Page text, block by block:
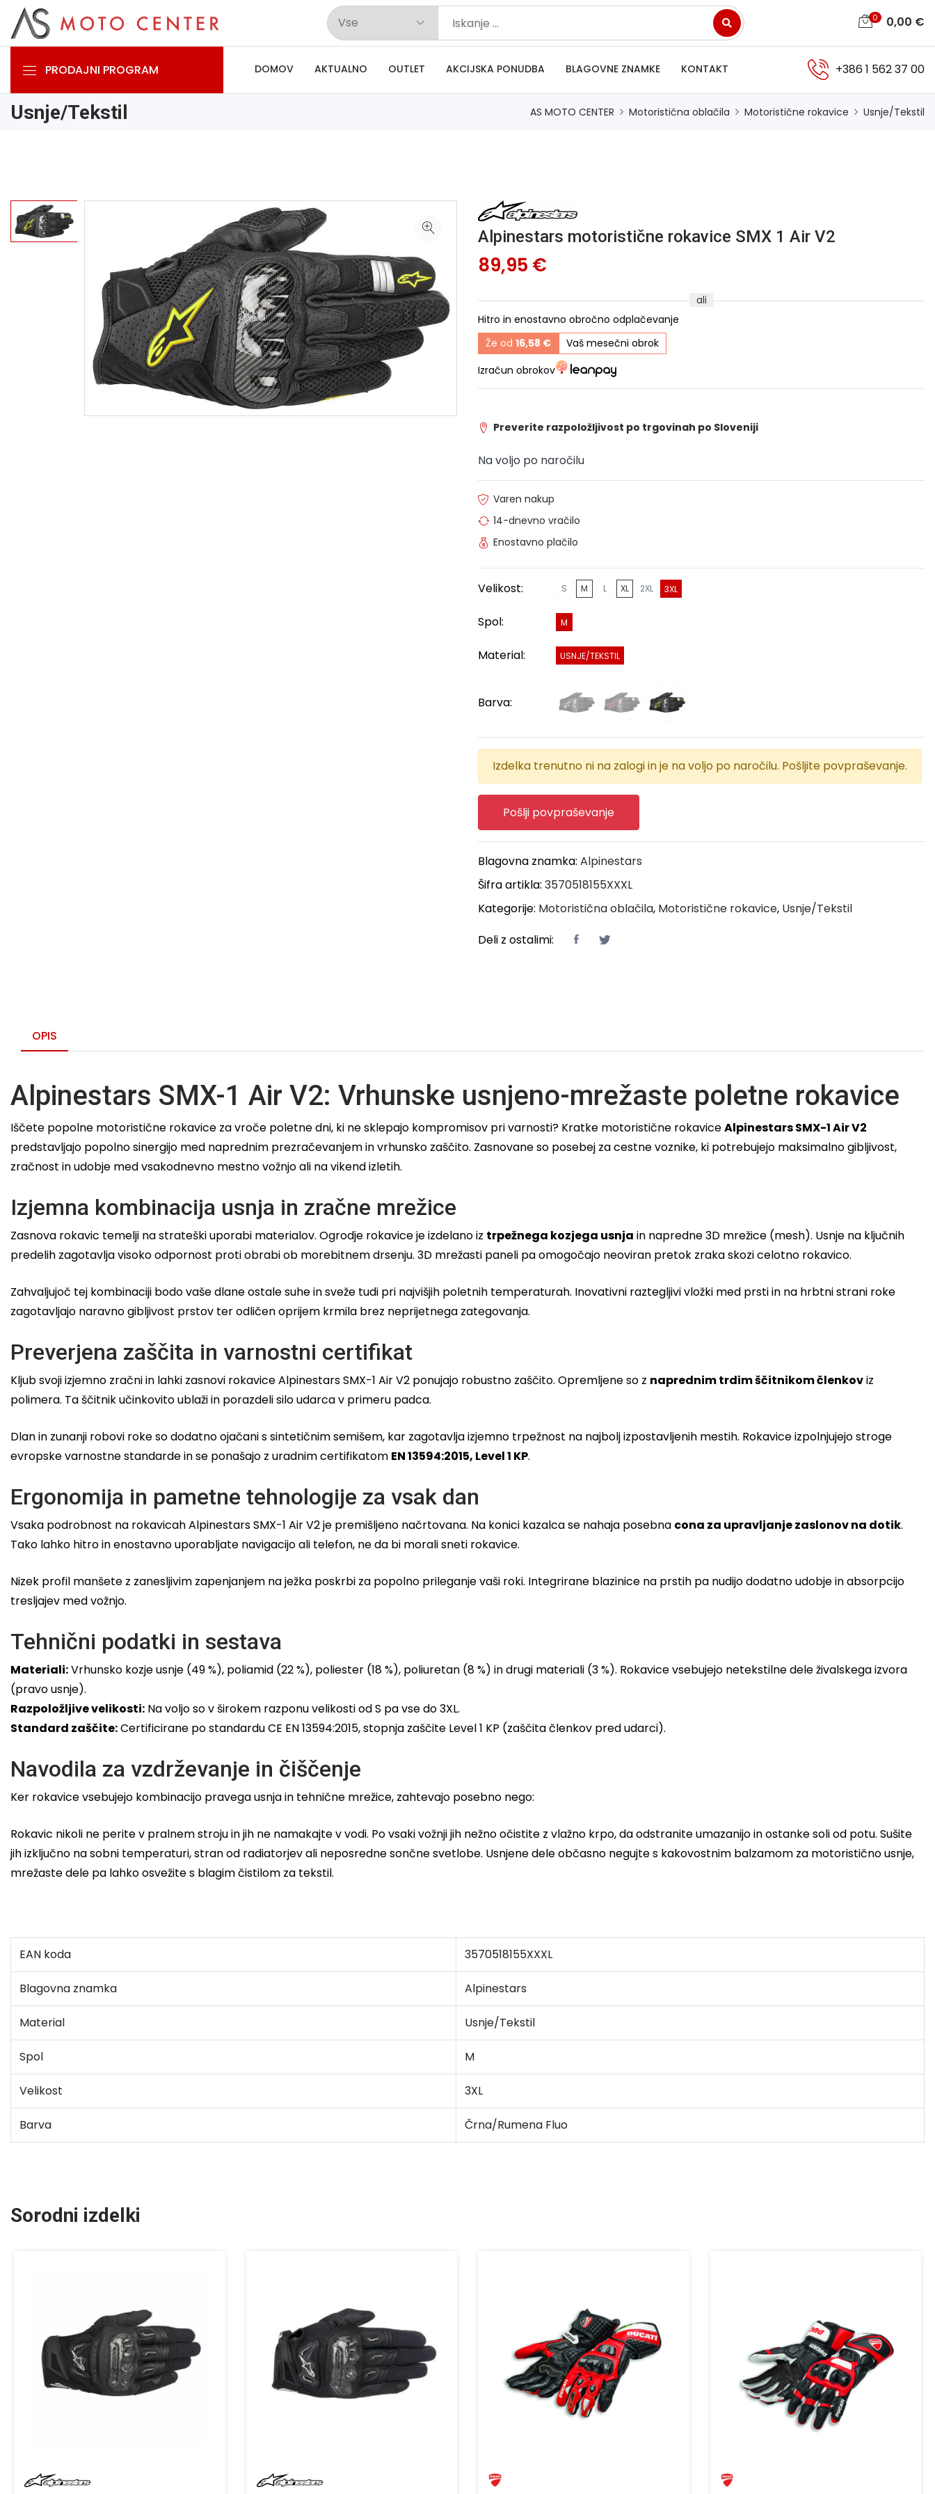
0 0,00 €
PRODAJNI PROGRAM DOMOV AKTUALNO OUTLET AKCIJSKA PONUDBA BLAGOVNE ZNAMKE KONTAKT +386 1 562 37 00
Usnje/Tekstil AS MOTO CENTER Motoristična oblačila Motoristične rokavice Usnje/Tekstil
Alpinestars motoristične rokavice SMX 1 Air V2
89,95 €
ali
Hitro in enostavno obročno odplačevanje
Že od 16,58 €
Vaš mesečni obrok
Izračun obrokov
Preverite razpoložljivost po trgovinah po Sloveniji
Na voljo po naročilu
Varen nakup
14-dnevno vračilo
Enostavno plačilo
Velikost: S M L XL 2XL 3XL
Spol: M
Material: USNJE/TEKSTIL
Barva:
Izdelka trenutno ni na zalogi in je na voljo po naročilu. Pošljite povpraševanje.
Pošlji povpraševanje
Blagovna znamka: Alpinestars
Šifra artikla: 3570518155XXXL
Kategorije: Motoristična oblačila, Motoristične rokavice, Usnje/Tekstil
Deli z ostalimi:
OPIS
Alpinestars SMX-1 Air V2: Vrhunske usnjeno-mrežaste poletne rokavice
Iščete popolne motoristične rokavice za vroče poletne dni, ki ne sklepajo kompromisov pri varnosti? Kratke motoristične rokaviceAlpinestars SMX-1 Air V2
predstavljajo popolno sinergijo med naprednim prezračevanjem in vrhunsko zaščito. Zasnovane so posebej za cestne voznike, ki potrebujejo maksimalno gibljivost,
zračnost in udobje med vsakodnevno mestno vožnjo ali na vikend izletih.
Izjemna kombinacija usnja in zračne mrežice
Zasnova rokavic temelji na strateški uporabi materialov. Ogrodje rokavice je izdelano iz trpežnega kozjega usnja in napredne 3D mrežice (mesh). Usnje na ključnih
predelih zagotavlja visoko odpornost proti obrabi ob morebitnem drsenju. 3D mrežasti paneli pa omogočajo neoviran pretok zraka skozi celotno rokavico.
Zahvaljujoč tej kombinaciji bodo vaše dlane ostale suhe in sveže tudi pri najvišjih poletnih temperaturah. Inovativni raztegljivi vložki med prsti in na hrbtni strani roke
zagotavljajo naravno gibljivost prstov ter odličen oprijem krmila brez neprijetnega zategovanja.
Preverjena zaščita in varnostni certifikat
Kljub svoji izjemno zračni in lahki zasnovi rokavice Alpinestars SMX-1 Air V2 ponujajo robustno zaščito. Opremljene so z naprednim trdim ščitnikom členkoviz
polimera. Ta ščitnik učinkovito ublaži in porazdeli silo udarca v primeru padca.
Dlan in zunanji robovi roke so dodatno ojačani s sintetičnim semišem, kar zagotavlja izjemno trpežnost na najbolj izpostavljenih mestih. Rokavice izpolnjujejo stroge
evropske varnostne standarde in se ponašajo z uradnim certifikatom EN 13594:2015, Level 1 KP.
Ergonomija in pametne tehnologije za vsak dan
Vsaka podrobnost na rokavicah Alpinestars SMX-1 Air V2 je premišljeno načrtovana. Na konici kazalca se nahaja posebna cona za upravljanje zaslonov na dotik.
Tako lahko hitro in enostavno uporabljate navigacijo ali telefon, ne da bi morali sneti rokavice.
Nizek profil manšete z zanesljivim zapenjanjem na ježka poskrbi za popolno prileganje vaši roki. Integrirane blazinice na prstih pa nudijo dodatno udobje in absorpcijo
tresljajev med vožnjo.
Tehnični podatki in sestava
Materiali:Vrhunsko kozje usnje (49 %), poliamid (22 %), poliester (18 %), poliuretan (8 %) in drugi materiali (3 %). Rokavice vsebujejo netekstilne dele živalskega izvora
(pravo usnje).
Razpoložljive velikosti: Na voljo so v širokem razponu velikosti od S pa vse do 3XL.
Standard zaščite:Certificirane po standardu CE EN 13594:2015, stopnja zaščite Level 1 KP (zaščita členkov pred udarci).
Navodila za vzdrževanje in čiščenje
Ker rokavice vsebujejo kombinacijo pravega usnja in tehnične mrežice, zahtevajo posebno nego:
Rokavic nikoli ne perite v pralnem stroju in jih ne namakajte v vodi. Po vsaki vožnji jih nežno očistite z vlažno krpo, da odstranite umazanijo in ostanke soli od potu. Sušite
jih izključno na sobni temperaturi, stran od radiatorjev ali neposredne sončne svetlobe. Usnjene dele občasno negujte s kakovostnim balzamom za motoristično usnje,
mrežaste dele pa lahko osvežite s blagim čistilom za tekstil.
EAN koda 3570518155XXXL
Blagovna znamka Alpinestars
Material Usnje/Tekstil
Spol M
Velikost 3XL
Barva Črna/Rumena Fluo
Sorodni izdelki